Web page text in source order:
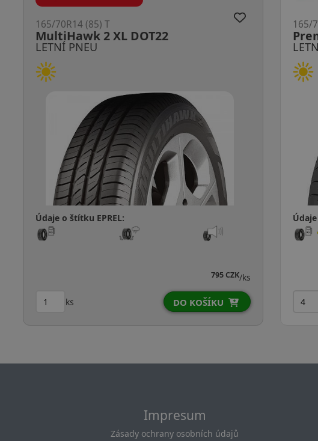
LETNÍ PNEU
EcoDrive
165/70R14 (81) T
Údaje o štítku EPREL:
859 CZK
DO KOŠÍKU
Impresum
Zásady ochrany osobních údajů